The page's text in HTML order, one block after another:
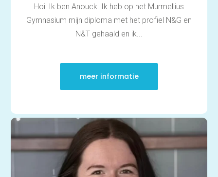
Hoi! Ik ben Anouck. Ik heb op het Murmellius
Gymnasium mijn diploma met het profiel N&G en
N&T gehaald en ik...
meer informatie